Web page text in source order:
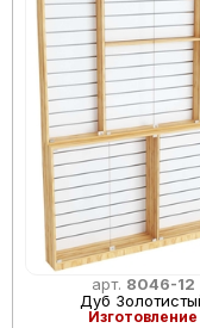
арт. 8046-12
Дуб
Изготовление